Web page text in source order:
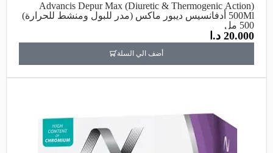
Advancis Depur Max (Diuretic & Thermogenic Action)
500Ml أدفانسيس ديبور ماكس (مدر للبول ومنشط للحرارة)
500 مل
20.000 د.ا
أضف الي السلة